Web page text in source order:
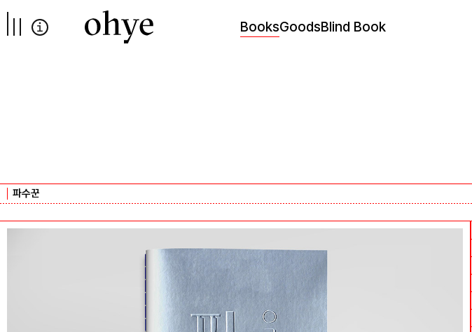
넘어가기
BooksGoodsBlind Book
파수꾼